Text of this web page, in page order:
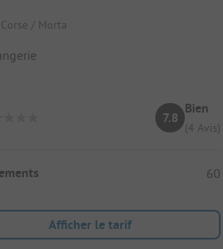
/ Morta
7.8
Bien
(4 Avis)
60
Afficher le tarif